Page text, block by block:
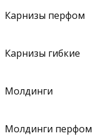
Карнизы перфом
Карнизы гибкие
Молдинги
Молдинги перфом